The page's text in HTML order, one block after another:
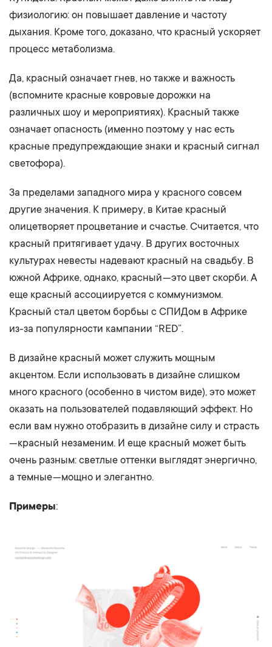
физиологию: он повышает давление и частоту
дыхания. Кроме того, доказано, что красный ускоряет
процесс метаболизма.
Да, красный означает гнев, но также и важность
(вспомните красные ковровые дорожки на
различных шоу и мероприятиях). Красный также
означает опасность (именно поэтому у нас есть
красные предупреждающие знаки и красный сигнал
светофора).
За пределами западного мира у красного совсем
другие значения. К примеру, в Китае красный
олицетворяет процветание и счастье. Считается, что
красный притягивает удачу. В других восточных
культурах невесты надевают красный на свадьбу. В
южной Африке, однако, красный — это цвет скорби. А
еще красный ассоциируется с коммунизмом.
Красный стал цветом борбьы с СПИДом в Африке
из-за популярности кампании “RED”.
В дизайне красный может служить мощным
акцентом. Если использовать в дизайне слишком
много красного (особенно в чистом виде), это может
оказать на пользователей подавляющий эффект. Но
если вам нужно отобразить в дизайне силу и страсть
— красный незаменим. И еще красный может быть
очень разным: светлые оттенки выглядят энергично,
а темные — мощно и элегантно.
Примеры: